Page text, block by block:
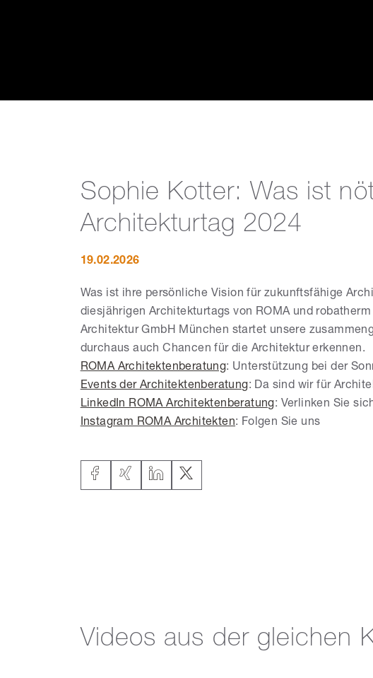
Sophie Kotter: Was ist
Architekturtag 2024
19.02.2026
Was ist ihre persönliche Vision für zukunftsfähige
diesjährigen Architekturtags von ROMA und
Architektur GmbH München startet unsere
durchaus auch Chancen für die Architektur erkennen.
ROMA Architektenberatung: Unterstützung bei der
Events der Architektenberatung: Da sind wir für
LinkedIn ROMA Architektenberatung: Verlinken Sie
Instagram ROMA Architekten: Folgen Sie uns
Videos aus der gleichen